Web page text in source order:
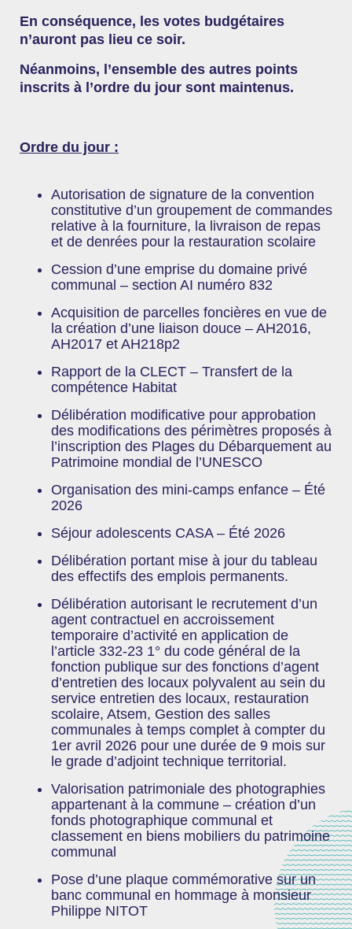
En conséquence, les votes budgétaires
n’auront pas lieu ce soir.
Néanmoins, l’ensemble des autres points
inscrits à l’ordre du jour sont maintenus.
Ordre du jour :
Autorisation de signature de la convention
constitutive d’un groupement de commandes
relative à la fourniture, la livraison de repas
et de denrées pour la restauration scolaire
Cession d’une emprise du domaine privé
communal – section AI numéro 832
Acquisition de parcelles foncières en vue de
la création d’une liaison douce – AH2016,
AH2017 et AH218p2
Rapport de la CLECT – Transfert de la
compétence Habitat
Délibération modificative pour approbation
des modifications des périmètres proposés à
l’inscription des Plages du Débarquement au
Patrimoine mondial de l’UNESCO
Organisation des mini-camps enfance – Été
2026
Séjour adolescents CASA – Été 2026
Délibération portant mise à jour du tableau
des effectifs des emplois permanents.
Délibération autorisant le recrutement d’un
agent contractuel en accroissement
temporaire d’activité en application de
l’article 332-23 1° du code général de la
fonction publique sur des fonctions d’agent
d’entretien des locaux polyvalent au sein du
service entretien des locaux, restauration
scolaire, Atsem, Gestion des salles
communales à temps complet à compter du
1er avril 2026 pour une durée de 9 mois sur
le grade d’adjoint technique territorial.
Valorisation patrimoniale des photographies
appartenant à la commune – création d’un
fonds photographique communal et
classement en biens mobiliers du patrimoine
communal
Pose d’une plaque commémorative sur un
banc communal en hommage à monsieur
Philippe NITOT